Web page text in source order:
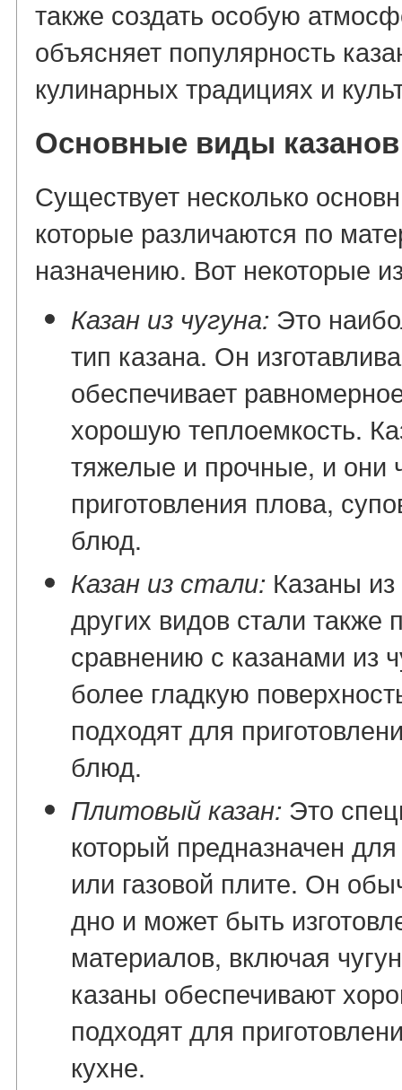
также создать особую
объясняет популярность
кулинарных традициях и
Основные виды казанов
Существует несколько
которые различаются по
назначению. Вот некоторые
Казан из чугуна: Это
тип казана. Он
обеспечивает
хорошую теплоемкость.
тяжелые и прочные, и они
приготовления плова,
блюд.
Казан из стали: Казаны
других видов стали
сравнению с казанами из
более гладкую
подходят для
блюд.
Плитовый казан: Это
который предназначен
или газовой плите. Он
дно и может быть
материалов, включая
казаны обеспечивают
подходят для
кухне.